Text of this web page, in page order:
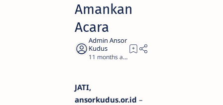
Amankan
Acara
11 months ago
JATI,
ansorkudus.or.id –